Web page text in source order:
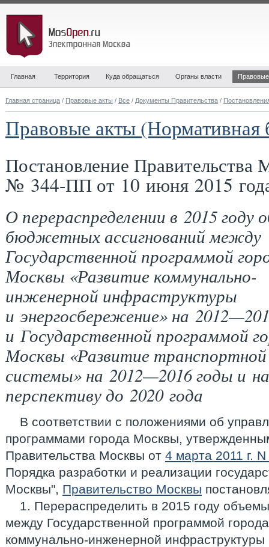
Главная Территория Куда обращаться Органы власти
Главная страница / Правовые акты / Все / Документы Правительства /
Правовые акты (Нормативная
Постановление Правительства
№ 344-ПП от 10 июня 2015
О перераспределении в 2015 году
бюджетных ассигнований между
Государственной программой
Москвы «Развитие коммунально-
инженерной инфраструктуры
и энергосбережение» на
и Государственной программой
Москвы «Развитие транспортной
системы» на 2012—2016 годы и на
перспективу до 2020 года
В соответствии с положениями об
программами города Москвы,
Правительства Москвы от 4 марта 2011 г.
Порядка разработки и реализации
Москвы", Правительство Москвы
1. Перераспределить в 2015 году
между Государственной программой
коммунально-инженерной